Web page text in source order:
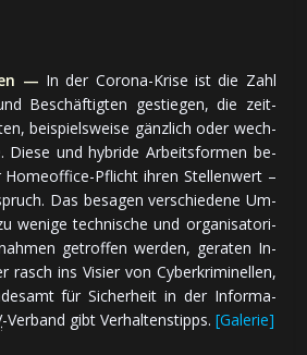
— In der Corona-Krise ist die Zahl
Be­schäf­tig­ten ge­stie­gen, die zeit-
bei­spiels­wei­se gänz­lich oder wech­
Diese und hybride Arbeits­formen be­
Homeoffice-Pflicht ihren Stel­len­wert –
Das be­sa­gen ver­schie­de­ne Um­
we­ni­ge tech­ni­sche und or­ga­ni­sa­to­ri­
ge­trof­fen wer­den, ge­ra­ten In­
rasch ins Visier von Cyberkriminellen,
für Si­cher­heit in der In­for­ma­
-Ver­band gibt Verhaltenstipps.[Galerie]